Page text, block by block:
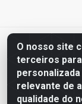
O nosso site
terceiros
relevante de
qualidade do
Distribuidora LDF
dos Ipês,